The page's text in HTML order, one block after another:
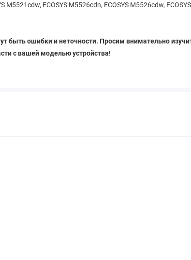
M5521cdw, ECOSYS M5526cdn, ECOSYS M5526cdw,
быть ошибки и неточности. Просим внимательно
с вашей моделью устройства!